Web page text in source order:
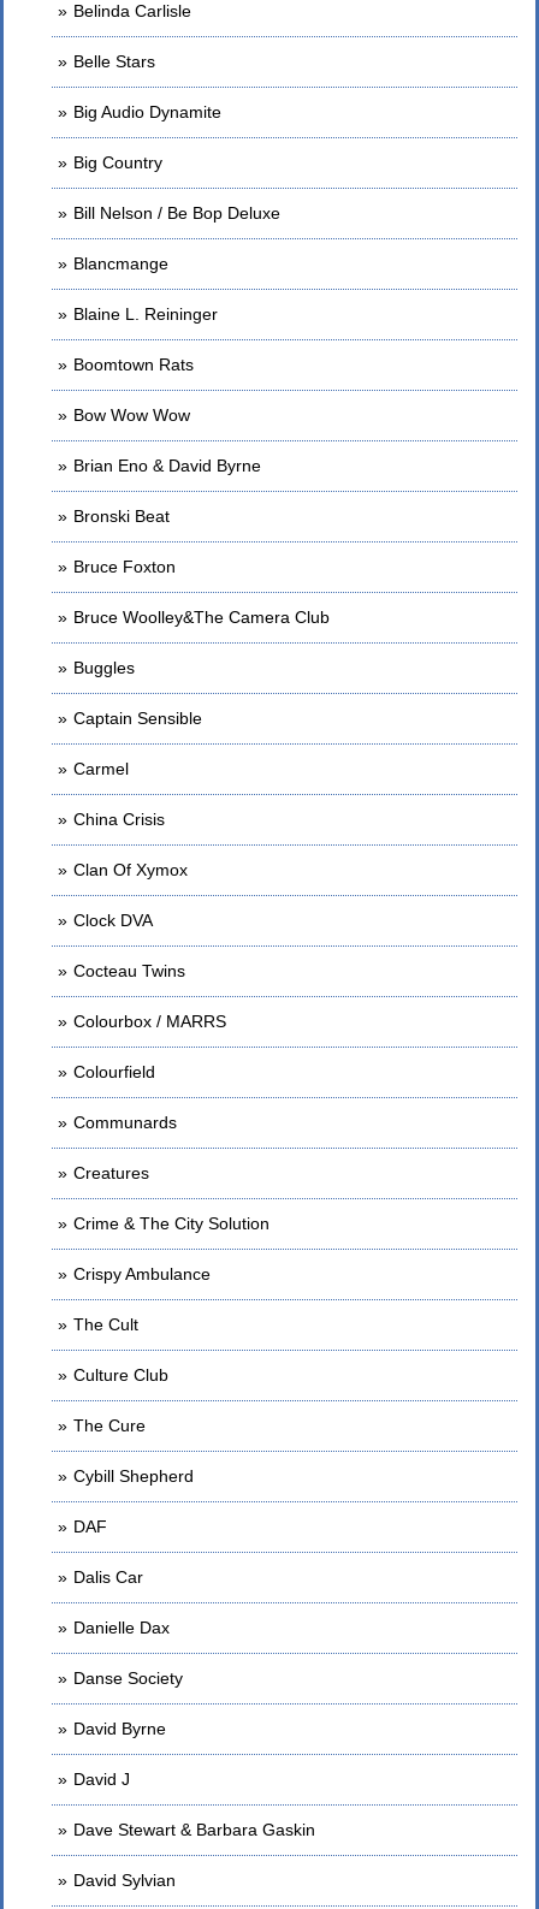
Belinda Carlisle
Belle Stars
Big Audio Dynamite
Big Country
Bill Nelson / Be Bop Deluxe
Blancmange
Blaine L. Reininger
Boomtown Rats
Bow Wow Wow
Brian Eno & David Byrne
Bronski Beat
Bruce Foxton
Bruce Woolley&The Camera Club
Buggles
Captain Sensible
Carmel
China Crisis
Clan Of Xymox
Clock DVA
Cocteau Twins
Colourbox / MARRS
Colourfield
Communards
Creatures
Crime & The City Solution
Crispy Ambulance
The Cult
Culture Club
The Cure
Cybill Shepherd
DAF
Dalis Car
Danielle Dax
Danse Society
David Byrne
David J
Dave Stewart & Barbara Gaskin
David Sylvian